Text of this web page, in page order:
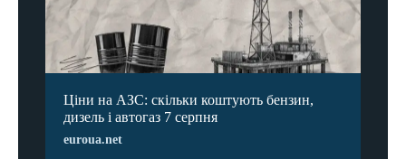
Ціни на АЗС: скільки коштують бензин,
дизель і автогаз 7 серпня
euroua.net